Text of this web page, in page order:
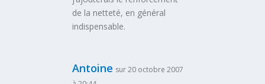
de la netteté, en général
indispensable.
Antoine sur 20 octobre 2007